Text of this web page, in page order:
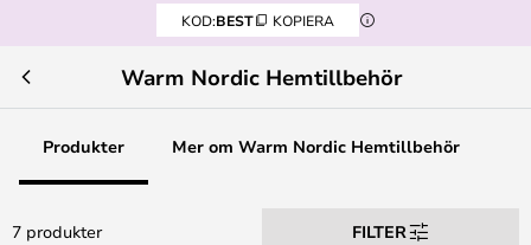
KOD:BEST KOPIERA
Warm Nordic Hemtillbehör
Produkter Mer om Warm Nordic Hemtillbehör
7 produkter FILTER